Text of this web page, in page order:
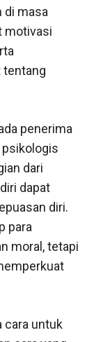
di masa
motivasi
tentang
penerima
psikologis
dari
dapat
diri.
para
moral, tetapi
cara untuk